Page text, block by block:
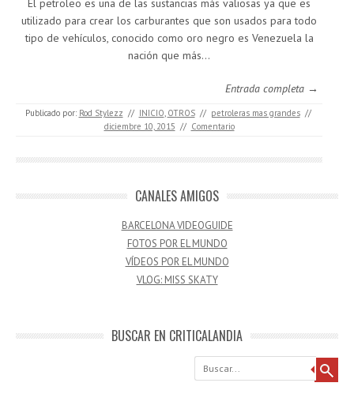
El petroleo es una de las sustancias más valiosas ya que es
utilizado para crear los carburantes que son usados para todo
tipo de vehículos, conocido como oro negro es Venezuela la
nación que más…
Entrada completa →
Publicado por: Rod Stylezz // INICIO, OTROS // petroleras mas grandes //
diciembre 10, 2015 // Comentario
CANALES AMIGOS
BARCELONA VIDEOGUIDE
FOTOS POR EL MUNDO
VÍDEOS POR EL MUNDO
VLOG: MISS SKATY
BUSCAR EN CRITICALANDIA
Buscar